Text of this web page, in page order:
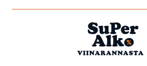
Don Julio Reposado 38%